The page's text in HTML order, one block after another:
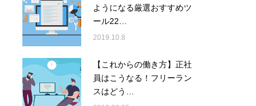
ようになる厳選おすすめツ
ール22…
2019.10.8
【これからの働き方】正社
員はこうなる！フリーラン
スはどう…